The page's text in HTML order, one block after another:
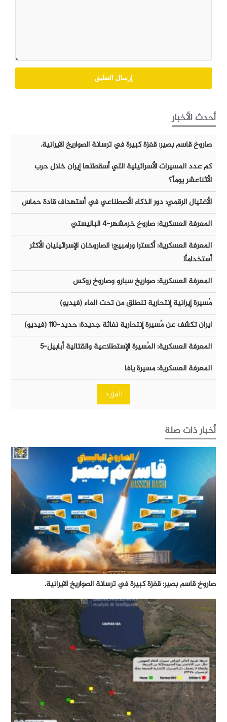
أحدث الأخبار
صاروخ قاسم بصير: قفزة كبيرة في ترسانة الصواريخ الايرانية.
كم عدد المسيرات الأسرائيلية التي أسقطتها إيران خلال حرب
الأثناعشر يوماً؟
الأغتيال الرقمي: دور الذكاء الأصطناعي في أستهداف قادة حماس
المعرفة العسكرية: صاروخ خرمشهر-٤ الباليستي
المعرفة العسكرية: أكسترا ورامبيج؛ الصاروخان الإسرائيليان الأكثر
أستخداماً!
المعرفة العسكرية: صواريخ سبارو وصاروخ روكس
مُسيرة إيرانية إنتحارية تنطلق من تحت الماء (فيديو)
ايران تكشف عن مُسيرة إنتحارية نفاثة جديدة: حديد-١١٠ (فيديو)
المعرفة العسكرية: المُسيرة الإستطلاعية والقتالية أبابيل-٥
المعرفة العسكرية: مسيرة يافا
المزيد
أخبار ذات صلة
صاروخ قاسم بصير: قفزة كبيرة في ترسانة الصواريخ الايرانية.